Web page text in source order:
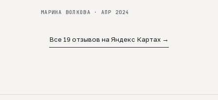
МАРИНА ВОЛКОВА · АПР 2024
Все 19 отзывов на Яндекс Картах →